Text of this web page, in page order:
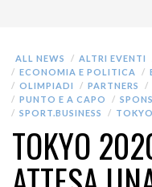
ALL NEWS ALTRI EVENTI
ECONOMIA E POLITICA
OLIMPIADI
PARTNERS
PUNTO E A CAPO
SPORT.BUSINESS
TOKYO